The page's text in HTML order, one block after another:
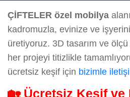
ÇİFTELER özel mobilya
kadromuzla, evinize ve
üretiyoruz. 3D tasarım ve
her projeyi titizlikle
ücretsiz keşif için bizimle
🏡 Ücretsiz Keşif ve